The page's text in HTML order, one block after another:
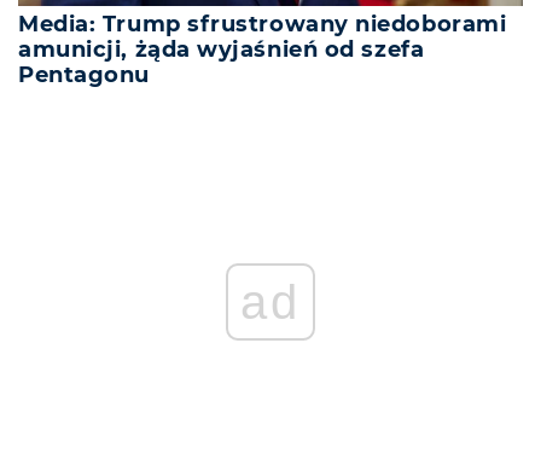
Media: Trump sfrustrowany niedoborami
amunicji, żąda wyjaśnień od szefa
Pentagonu
ad